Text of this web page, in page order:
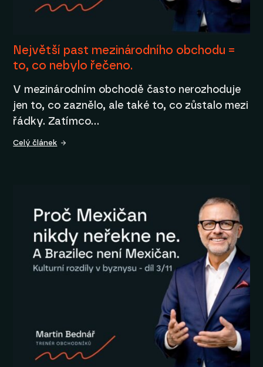
Největší past mezinárodního obchodu =
to, co nebylo řečeno.
V mezinárodním obchodě často nerozhoduje
jen to, co zaznělo, ale také to, co zůstalo mezi
řádky. Zatímco…
Celý článek